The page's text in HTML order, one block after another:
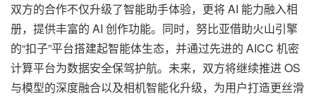
双方的合作不仅升级了智能助手体验，更将 AI 能力融入相
册，提供丰富的 AI 创作功能。同时，努比亚借助火山引擎
的“扣子”平台搭建起智能体生态，并通过先进的 AICC 机密
计算平台为数据安全保驾护航。未来，双方将继续推进 OS
与模型的深度融合以及相机智能化升级，为用户打造更丝滑